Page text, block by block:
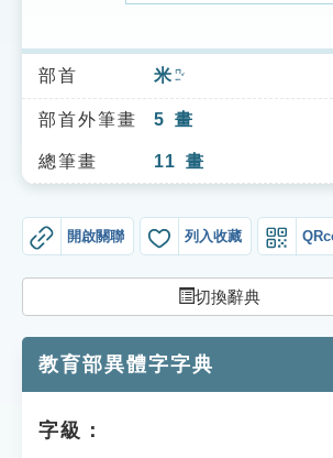
索引選單
知識索引
單字索引
貓頭鷹博士
部首 米 ㄇㄧˇ
部首外筆畫 5 畫
總筆畫 11 畫
開啟關聯 列入收藏
切換辭典
教育部異體字字典
字級：